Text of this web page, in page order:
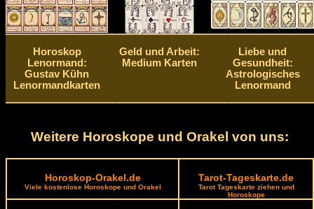
Horoskop
Lenormand:
Gustav Kühn
Lenormandkarten
Geld und Arbeit:
Medium Karten
Liebe und
Gesundheit:
Astrologisches
Lenormand
Weitere Horoskope und Orakel von uns:
Horoskop-Orakel.de
Viele kostenlose Horoskope und Orakel
Tarot-Tageskarte.de
Tarot Tageskarte ziehen und
Horoskope